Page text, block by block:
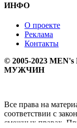
ИНФО
О проекте
Реклама
Контакты
© 2005-2023
МУЖЧИН
Все права на
соответствии с
смежных правах.